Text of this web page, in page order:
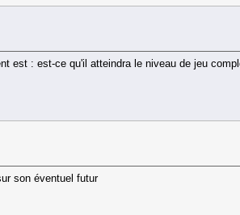
est : est-ce qu'il atteindra le niveau de jeu
son éventuel futur